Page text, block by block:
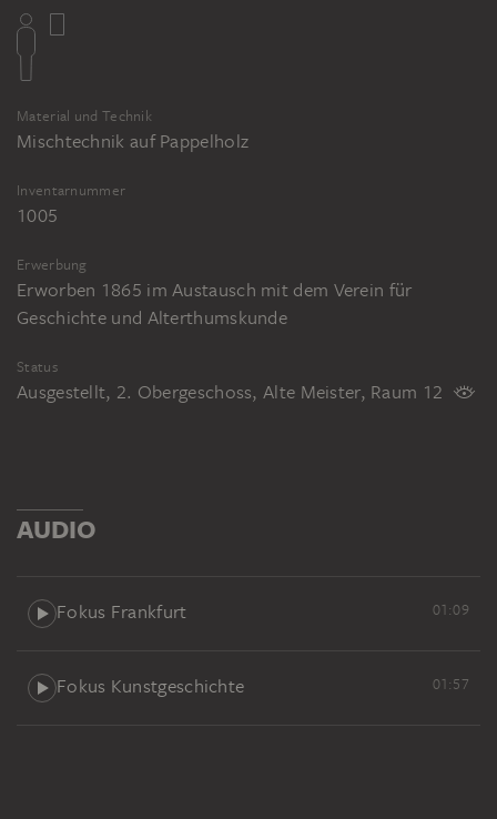
Material und Technik
Mischtechnik auf Pappelholz
Inventarnummer
1005
Erwerbung
Erworben 1865 im Austausch mit dem Verein für
Geschichte und Alterthumskunde
Status
Ausgestellt, 2. Obergeschoss, Alte Meister, Raum 12
AUDIO
Fokus Frankfurt 01:09
Fokus Kunstgeschichte 01:57